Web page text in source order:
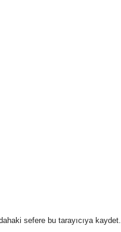
sefere bu tarayıcıya kaydet.